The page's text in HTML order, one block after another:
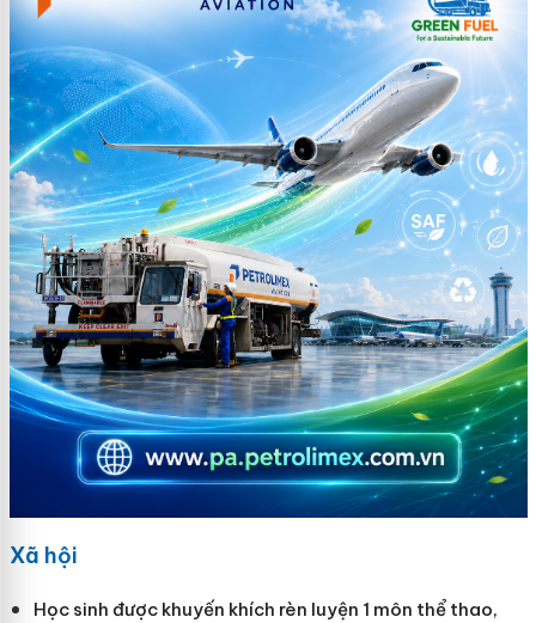
Xã hội
Học sinh được khuyến khích rèn luyện 1 môn thể thao,